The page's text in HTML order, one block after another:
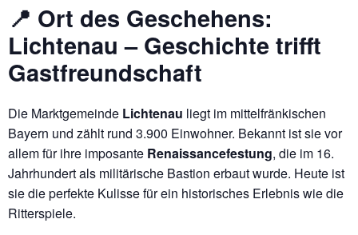
📍 Ort des Geschehens:
Lichtenau – Geschichte trifft
Gastfreundschaft
Die Marktgemeinde Lichtenau liegt im mittelfränkischen
Bayern und zählt rund 3.900 Einwohner. Bekannt ist sie vor
allem für ihre imposante Renaissancefestung, die im 16.
Jahrhundert als militärische Bastion erbaut wurde. Heute ist
sie die perfekte Kulisse für ein historisches Erlebnis wie die
Ritterspiele.